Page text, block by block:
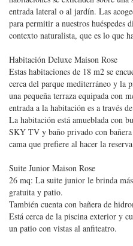
entrada lateral o al jardín. Las
para permitir a nuestros huéspedes
contexto naturalista, que es lo que
Habitación Deluxe Maison Rose
Estas habitaciones de 18 m2 se
cerca del parque mediterráneo y la
una pequeña terraza equipada con
entrada a la habitación es a través
La habitación está amueblada con
SKY TV y baño privado con
cama que prefiere al hacer la
Suite Junior Maison Rose
26 mq: La suite junior le brinda
gratuita y patio.
También cuenta con bañera de
Está cerca de la piscina exterior y
un patio con vistas al anfiteatro.